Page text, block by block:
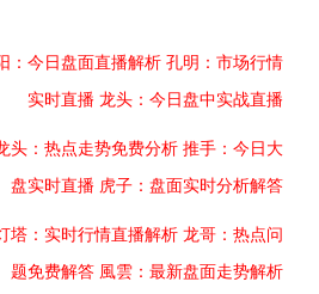
：今日盘面直播解析 孔明：市场行情
实时直播 龙头：今日盘中实战直播
头：热点走势免费分析 推手：今日大
盘实时直播 虎子：盘面实时分析解答
塔：实时行情直播解析 龙哥：热点问
题免费解答 風雲：最新盘面走势解析